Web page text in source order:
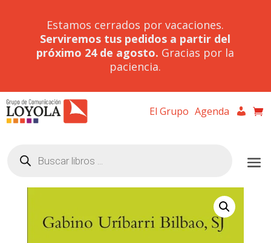
Estamos cerrados por vacaciones.
Serviremos tus pedidos a partir del
próximo 24 de agosto. Gracias por la
paciencia.
El Grupo Agenda
productos